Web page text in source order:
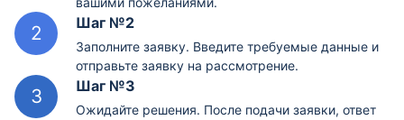
Шаг №2
Заполните заявку. Введите требуемые данные и
отправьте заявку на рассмотрение.
Шаг №3
Ожидайте решения. После подачи заявки, ответ